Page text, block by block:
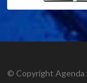
© Copyright Agenda